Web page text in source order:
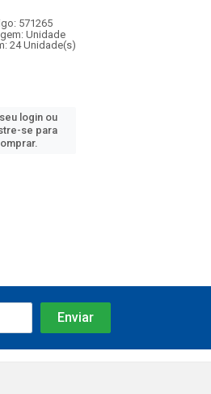
571265
Unidade
24 Unidade(s)
login ou
se para